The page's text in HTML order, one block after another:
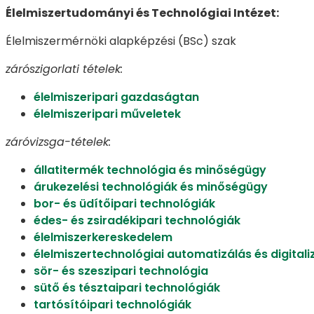
Élelmiszertudományi és Technológiai Intézet:
Élelmiszermérnöki alapképzési (BSc) szak
zárószigorlati tételek:
élelmiszeripari gazdaságtan
élelmiszeripari műveletek
záróvizsga-tételek:
állatitermék technológia és minőségügy
árukezelési technológiák és minőségügy
bor- és üdítőipari technológiák
édes- és zsiradékipari technológiák
élelmiszerkereskedelem
élelmiszertechnológiai automatizálás és
sör- és szeszipari technológia
sütő és tésztaipari technológiák
tartósítóipari technológiák